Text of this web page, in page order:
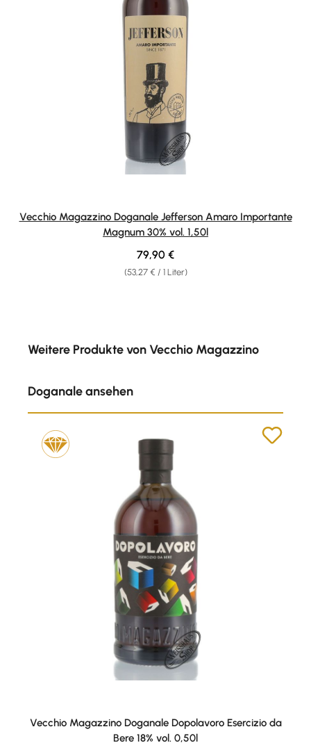
Vecchio Magazzino Doganale Jefferson Amaro Importante
Magnum 30% vol. 1,50l
(53,27 € / 1 Liter)
Regulärer Preis:
79,90 €
Weitere Produkte von Vecchio Magazzino
Doganale ansehen
Vecchio Magazzino Doganale Dopolavoro Esercizio da
Bere 18% vol. 0,50l